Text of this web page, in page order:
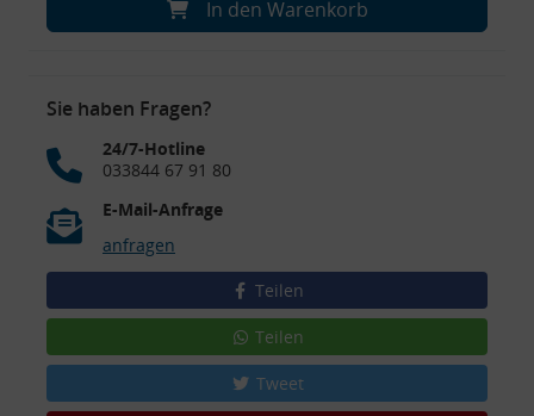
In den Warenkorb
Sie haben Fragen?
24/7-Hotline
033844 67 91 80
E-Mail-Anfrage
anfragen
Teilen
Teilen
Tweet